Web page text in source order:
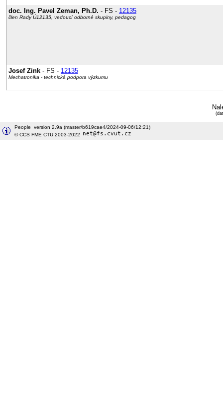
doc. Ing. Pavel Zeman, Ph.D. - FS - 12135
člen Rady Ú12135, vedoucí odborné skupiny, pedagog
Josef Zink - FS - 12135
Mechatronika - technická podpora výzkumu
People version 2.9a (master/b619cae4/2024-09-06/12:21)
© CCS FME CTU 2003-2022